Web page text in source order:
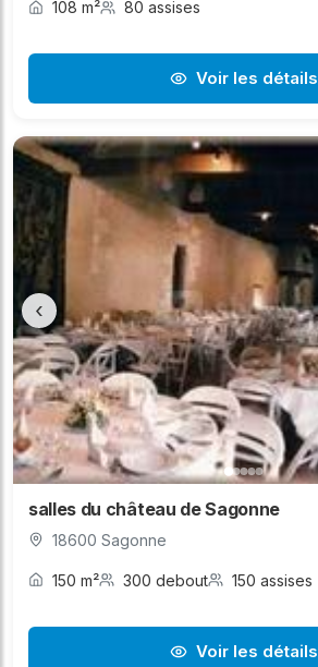
108 m² 80 assises
Voir les détails
‹
salles du château de Sagonne
18600 Sagonne
150 m² 300 debout 150 assises
Voir les détails